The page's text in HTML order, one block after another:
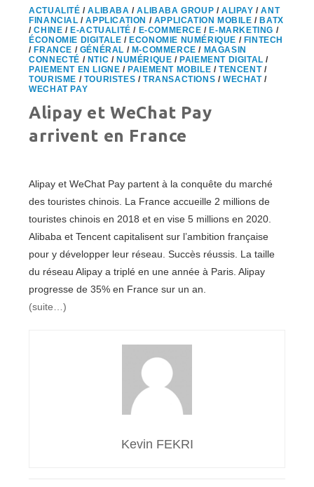
THE
FIRST
OF
ITS
KIND
ACTUALITÉ /ALIBABA /ALIBABA GROUP /ALIPAY /ANT
FINANCIAL /APPLICATION / APPLICATION MOBILE / BATX
/CHINE / E-ACTUALITÉ / E-COMMERCE / E-MARKETING /
ÉCONOMIE DIGITALE / ECONOMIE NUMÉRIQUE / FINTECH
/ FRANCE / GÉNÉRAL / M-COMMERCE / MAGASIN
CONNECTÉ / NTIC / NUMÉRIQUE / PAIEMENT DIGITAL /
PAIEMENT EN LIGNE / PAIEMENT MOBILE /TENCENT/
TOURISME / TOURISTES /TRANSACTIONS /WECHAT/
WECHAT PAY
Alipay et WeChat Pay
arrivent en France
Alipay et WeChat Pay partent à la conquête du marché
des touristes chinois. La France accueille 2 millions de
touristes chinois en 2018 et en vise 5 millions en 2020.
Alibaba et Tencent capitalisent sur l’ambition française
pour y développer leur réseau. Succès réussis. La taille
du réseau Alipay a triplé en une année à Paris. Alipay
progresse de 35% en France sur un an.
(suite…)
Kevin FEKRI